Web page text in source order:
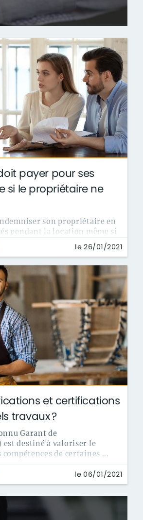
payer pour ses
si le propriétaire ne
son propriétaire en
pendant la location même si
...
le 26/01/2021
et certifications
travaux ?
Garant de
destiné à valoriser le
de certaines ...
le 06/01/2021